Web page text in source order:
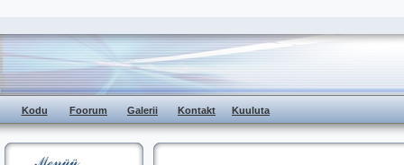
Kodu Foorum Galerii Kontakt Kuuluta